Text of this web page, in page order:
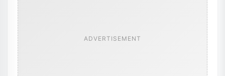
ADVERTISEMENT